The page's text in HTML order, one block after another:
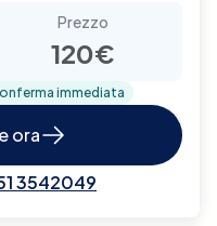
Prezzo
120€
immediata
ora
3542049